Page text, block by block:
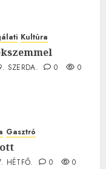
Kultúra
SZERDA. 0 0
Gasztró
HÉTFŐ. 0 0